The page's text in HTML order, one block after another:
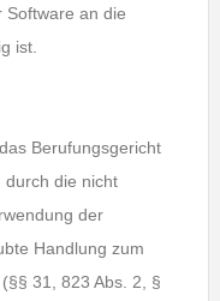
Software an die
ist.
Berufungsgericht
durch die nicht
der
Handlung zum
31, 823 Abs. 2, §